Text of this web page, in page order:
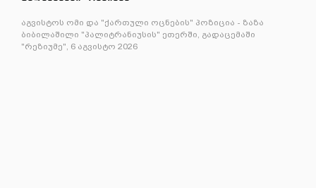
აგვისტოს ომი და "ქართული ოცნების" პოზიცია - ზაზა
ბიბილაშილი "პალიტრანიუსის" ეთერში, გადაცემაში
"რეზიუმე", 6 აგვისტო 2026